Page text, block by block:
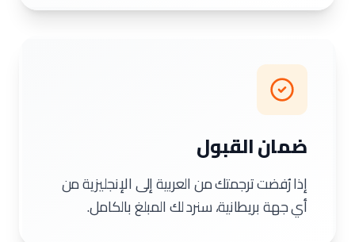
ضمان القبول
إذا رُفضت ترجمتك من العربية إلى الإنجليزية من
أي جهة بريطانية، سنرد لك المبلغ بالكامل.